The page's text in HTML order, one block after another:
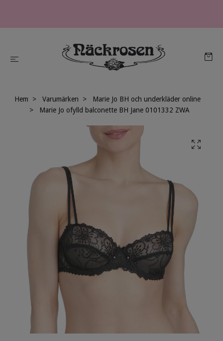
Hem Varumärken
Marie Jo BH och underkläder online
Marie Jo ofylld balconette BH Jane 0101332 ZWA